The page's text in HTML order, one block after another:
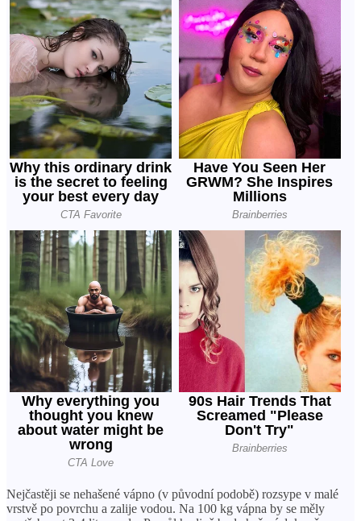
Nejčastěji se nehašené vápno (v původní podobě) rozsype v malé
vrstvě po povrchu a zalije vodou. Na 100 kg vápna by se měly